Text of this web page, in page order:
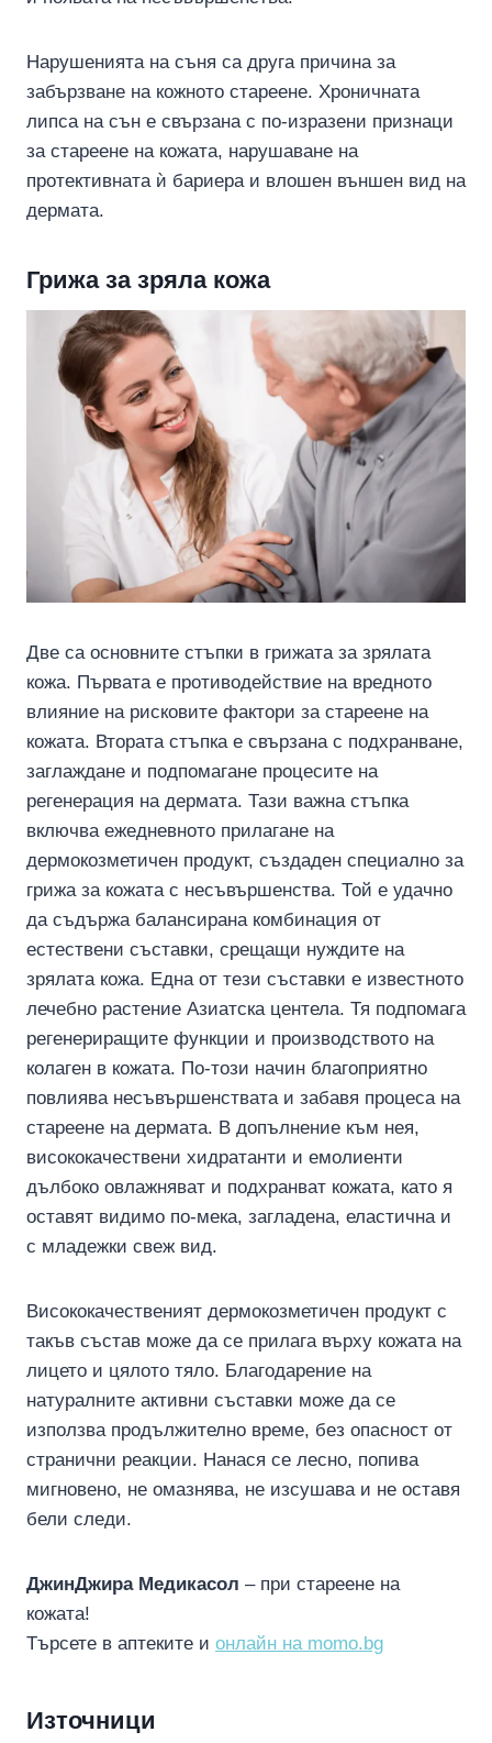
Нарушенията на съня са друга причина за
забързване на кожното стареене. Хроничната
липса на сън е свързана с по-изразени признаци
за стареене на кожата, нарушаване на
протективната ѝ бариера и влошен външен вид на
дермата.
Грижа за зряла кожа
Две са основните стъпки в грижата за зрялата
кожа. Първата е противодействие на вредното
влияние на рисковите фактори за стареене на
кожата. Втората стъпка е свързана с подхранване,
заглаждане и подпомагане процесите на
регенерация на дермата. Тази важна стъпка
включва ежедневното прилагане на
дермокозметичен продукт, създаден специално за
грижа за кожата с несъвършенства. Той е удачно
да съдържа балансирана комбинация от
естествени съставки, срещащи нуждите на
зрялата кожа. Една от тези съставки е известното
лечебно растение Азиатска центела. Тя подпомага
регенериращите функции и производството на
колаген в кожата. По-този начин благоприятно
повлиява несъвършенствата и забавя процеса на
стареене на дермата. В допълнение към нея,
висококачествени хидратанти и емолиенти
дълбоко овлажняват и подхранват кожата, като я
оставят видимо по-мека, загладена, еластична и
с младежки свеж вид.
Висококачественият дермокозметичен продукт с
такъв състав може да се прилага върху кожата на
лицето и цялото тяло. Благодарение на
натуралните активни съставки може да се
използва продължително време, без опасност от
странични реакции. Нанася се лесно, попива
мигновено, не омазнява, не изсушава и не оставя
бели следи.
ДжинДжира Медикасол – при стареене на
кожата!
Търсете в аптеките и онлайн на momo.bg
Източници